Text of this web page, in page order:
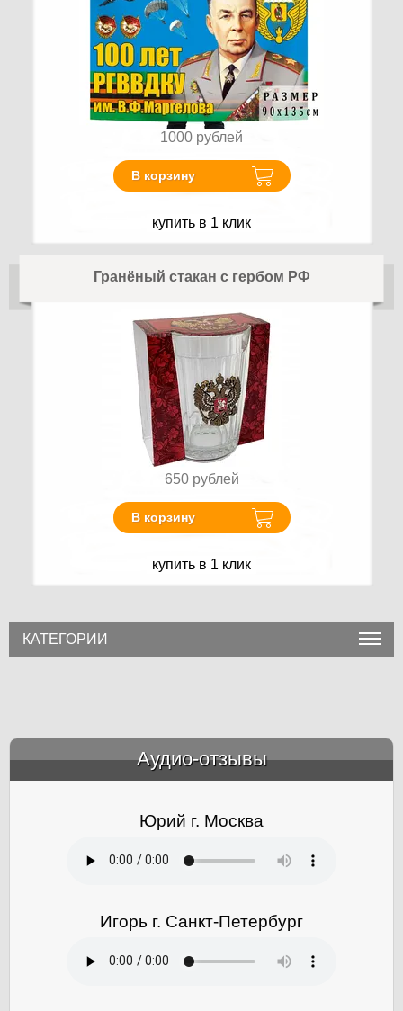
1000 рублей
В корзину
купить в 1 клик
Гранёный стакан с гербом РФ
650 рублей
В корзину
купить в 1 клик
КАТЕГОРИИ
Аудио-отзывы
Юрий г. Москва
Игорь г. Санкт-Петербург